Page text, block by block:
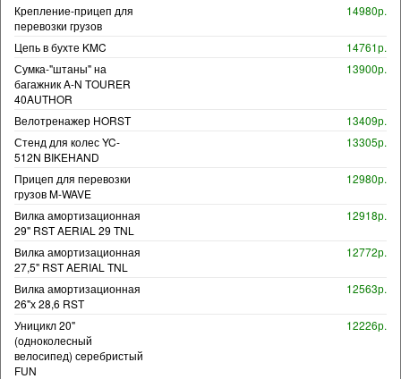
Крепление-прицеп для
перевозки грузов
14980р.
Цепь в бухте KMC
14761р.
Сумка-"штаны" на
багажник A-N TOURER
40AUTHOR
13900р.
Велотренажер HORST
13409р.
Стенд для колес YC-
512N BIKEHAND
13305р.
Прицеп для перевозки
грузов M-WAVE
12980р.
Вилка амортизационная
29" RST AERIAL 29 TNL
12918р.
Вилка амортизационная
27,5" RST AERIAL TNL
12772р.
Вилка амортизационная
26"х 28,6 RST
12563р.
Уницикл 20"
(одноколесный
велосипед) серебристый
FUN
12226р.